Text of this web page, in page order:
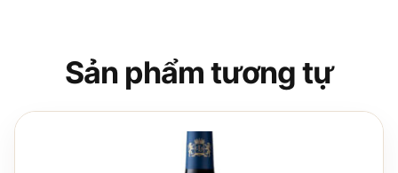
Sản phẩm tương tự